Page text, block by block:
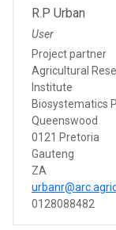
R.P Urban
User
Project partner
Agricultural
Institute
Biosystematics
Queenswood
0121 Pretoria
Gauteng
ZA
0128088482